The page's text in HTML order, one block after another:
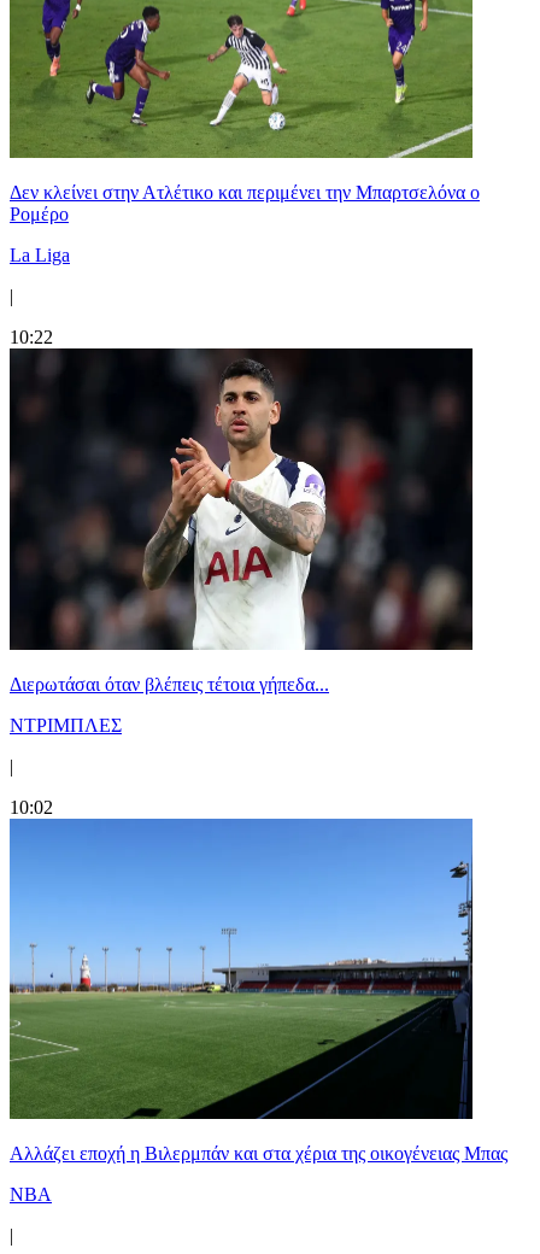
Δεν κλείνει στην Ατλέτικο και περιμένει την Μπαρτσελόνα ο
Ρομέρο
La Liga
|
10:22
Διερωτάσαι όταν βλέπεις τέτοια γήπεδα...
ΝΤΡΙΜΠΛΕΣ
|
10:02
Aλλάζει εποχή η Βιλερμπάν και στα χέρια της οικογένειας Μπας
NBA
|